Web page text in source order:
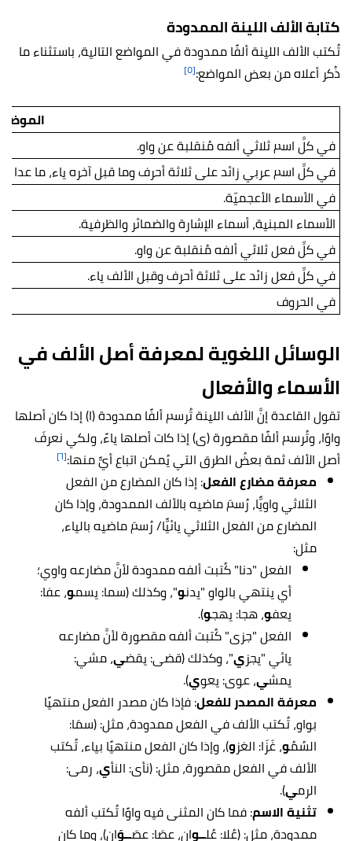
كتابة الألف اللينة الممدودة
تُكتب الألف اللينة ألفًا ممدودة في المواضع التالية، باستثناء ما
ذُكر أعلاه من بعض المواضع:[٥]
الموضع
في كلَّ اسم ثلاثي ألفه مُنقلبة عن واو.
في كلِّ اسم عربي زائد على ثلاثة أحرف وما قبل آخره ياء، ما
في الأسماء الأعجميّة.
الأسماء المبنية، أسماء الإشارة والضمائر والظرفية.
في كلِّ فعل ثلاثي ألفه مُنقلبة عن واو.
في كلِّ فعل زائد على ثلاثة أحرف وقبل الألف ياء.
في الحروف
الوسائل اللغوية لمعرفة أصل الألف في
الأسماء والأفعال
تقول القاعدة إنَّ الألف اللينة تُرسم ألفًا ممدودة (ا) إذا كان أصلها
واوًا، وتُرسم ألفًا مقصورة (ى) إذا كات أصلها ياءً، ولكي نعرفَ
أصل الألف ثمة بعضُ الطرق التي يُمكن اتباع أيًّ منها:[٦]
معرفة مضارع الفعل: إذا كان المضارع من الفعل
الثلاثي واويًّا، رُسمَ ماضيه بالألف الممدودة، وإذا كان
المضارع من الفعل الثلاثي يائيًّا/ رُسمَ ماضيه بالياء،
مثل:
الفعل "دنا" كُتبت ألفه ممدودة لأنَّ مضارعه واوي؛
أي ينتهي بالواو "يدنو"، وكذلك (سما: يسمو، عفا:
يعفو، هجا: يهجو).
الفعل "جزى" كُتبت ألفه مقصورة لأنَّ مضارعه
يائي "يجزي"، وكذلك (قضى: يقضي، مشي:
يمشي، عوى: يعوي).
معرفة المصدر للفعل: فإذا كان مصدر الفعل منتهيًا
بواو، تُكتب الألف في الفعل ممدودة، مثل: (سمَا:
السُمُو، غَزَا: الغزو)، وإذا كان الفعل منتهيًا بياء، تُكتب
الألف في الفعل مقصورة، مثل: (نأى: النأي، رمى:
الرمي).
تثنية الاسم: فما كان المثنى فيه واوًا تُكتب ألفه
ممدودة، مثل: (عُلا: عُلــوان، عصَا: عصَــوَان)، وما كان